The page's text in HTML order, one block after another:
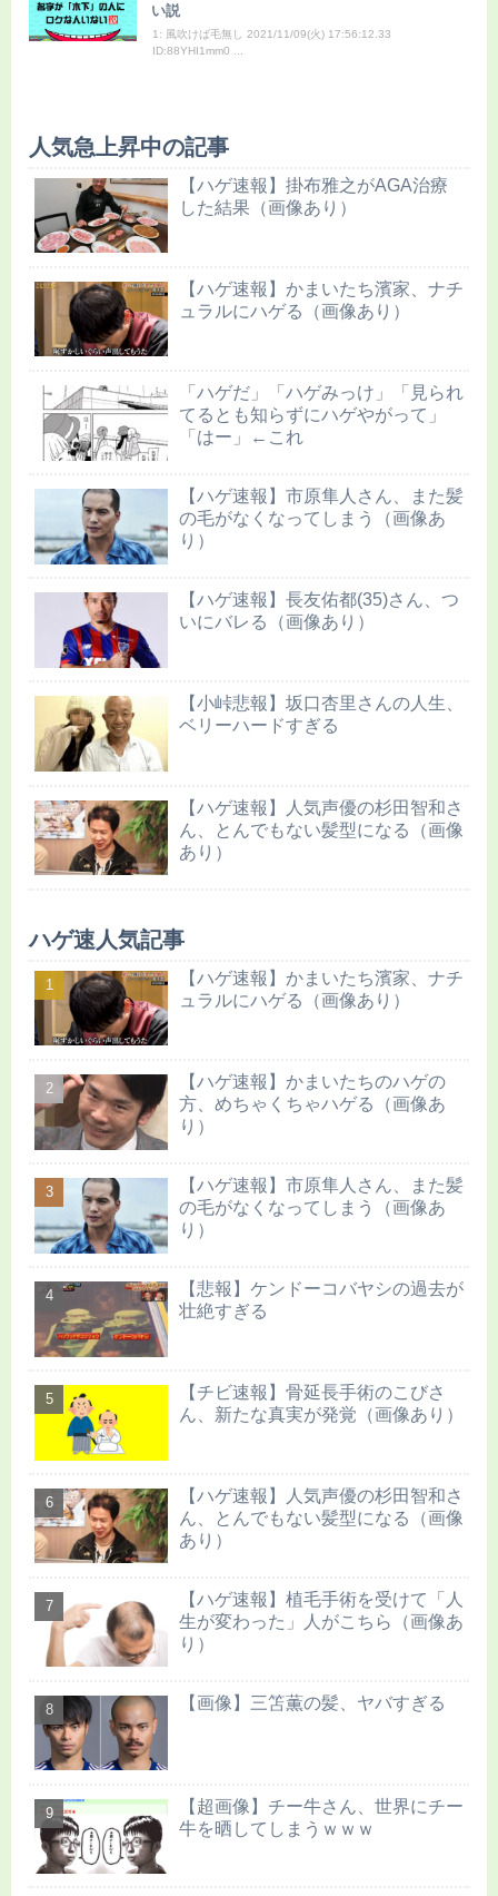
い説
1: 風吹けば毛無し 2021/11/09(火) 17:56:12.33
ID:88YHI1mm0 ...
人気急上昇中の記事
【ハゲ速報】掛布雅之がAGA治療
した結果（画像あり）
【ハゲ速報】かまいたち濱家、ナチ
ュラルにハゲる（画像あり）
「ハゲだ」「ハゲみっけ」「見られ
てるとも知らずにハゲやがって」
「はー」←これ
【ハゲ速報】市原隼人さん、また髪
の毛がなくなってしまう（画像あ
り）
【ハゲ速報】長友佑都(35)さん、つ
いにバレる（画像あり）
【小峠悲報】坂口杏里さんの人生、
ベリーハードすぎる
【ハゲ速報】人気声優の杉田智和さ
ん、とんでもない髪型になる（画像
あり）
ハゲ速人気記事
【ハゲ速報】かまいたち濱家、ナチ
ュラルにハゲる（画像あり）
【ハゲ速報】かまいたちのハゲの
方、めちゃくちゃハゲる（画像あ
り）
【ハゲ速報】市原隼人さん、また髪
の毛がなくなってしまう（画像あ
り）
【悲報】ケンドーコバヤシの過去が
壮絶すぎる
【チビ速報】骨延長手術のこびさ
ん、新たな真実が発覚（画像あり）
【ハゲ速報】人気声優の杉田智和さ
ん、とんでもない髪型になる（画像
あり）
【ハゲ速報】植毛手術を受けて「人
生が変わった」人がこちら（画像あ
り）
【画像】三笘薫の髪、ヤバすぎる
【超画像】チー牛さん、世界にチー
牛を晒してしまうｗｗｗ